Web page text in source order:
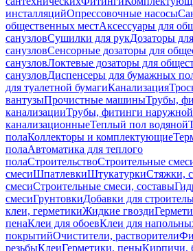
инсталляцийОпрессовочные насосы
общественных местАксессуары для
санузловСушилки для рукДозаторы
санузловСенсорные дозаторы для
санузловЛоктевые дозаторы для
санузловДиспенсеры для бумажных
для туалетной бумагиКанализация
вантузыПрочистные машиныТрубы,
канализацииТрубы, фитинги наружной
канализационныеТеплый пол водяной
полаКоллекторы и комплектующие
полаАвтоматика для теплого
полаСтроительствоСтроительные
смесиШпатлевкиШтукатуркиСтяжки,
смесиСтроительные смеси, составы
смесиГрунтовкиДобавки для
клеи, герметикиЖидкие гвозди
пенаКлеи для обоевКлеи для
покрытийОчистители, растворители
резьбыКлеиГерметики, пеныКирпичи,